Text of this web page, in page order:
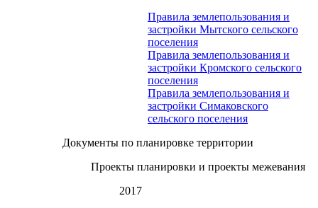
Правила землепользования и
застройки Мытского сельского
поселения
Правила землепользования и
застройки Кромского сельского
поселения
Правила землепользования и
застройки Симаковского
сельского поселения
Документы по планировке территории
Проекты планировки и проекты межевания
2017